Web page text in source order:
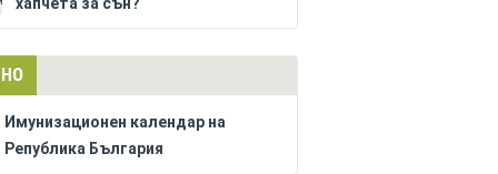
Имунизационен календар на
Република България